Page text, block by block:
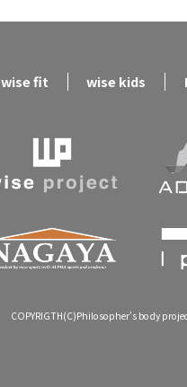
wise fit wise kids
COPYRIGTH(C)Philosopher's body